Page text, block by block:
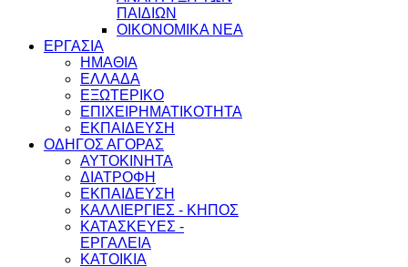
ΠΑΙΔΙΩΝ
ΟΙΚΟΝΟΜΙΚΑ ΝΕΑ
ΕΡΓΑΣΙΑ
ΗΜΑΘΙΑ
ΕΛΛΑΔΑ
ΕΞΩΤΕΡΙΚΟ
ΕΠΙΧΕΙΡΗΜΑΤΙΚΟΤΗΤΑ
ΕΚΠΑΙΔΕΥΣΗ
ΟΔΗΓΟΣ ΑΓΟΡΑΣ
ΑΥΤΟΚΙΝΗΤΑ
ΔΙΑΤΡΟΦΗ
ΕΚΠΑΙΔΕΥΣΗ
ΚΑΛΛΙΕΡΓΙΕΣ - ΚΗΠΟΣ
ΚΑΤΑΣΚΕΥΕΣ -
ΕΡΓΑΛΕΙΑ
ΚΑΤΟΙΚΙΑ